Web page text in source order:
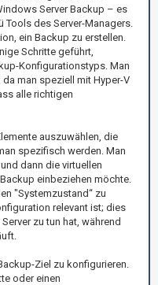
Server Backup – es
des Server-Managers.
ein Backup zu erstellen.
Schritte geführt,
Konfigurationstyps. Man
man speziell mit Hyper-V
alle richtigen
auszuwählen, die
spezifisch werden. Man
dann die virtuellen
einbeziehen möchte.
"Systemzustand“ zu
relevant ist; dies
zu tun hat, während
Ziel zu konfigurieren.
oder einen